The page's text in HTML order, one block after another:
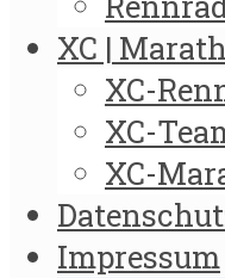
XC |
XC-
XC-
XC-
Impressum